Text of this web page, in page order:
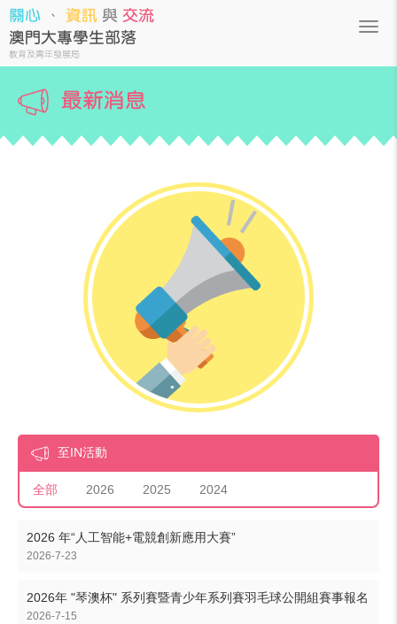
關心 、 資訊 與 交流
澳門大專學生部落
教育及青年發展局
最新消息
至IN活動
全部 2026 2025 2024
2026 年“人工智能+電競創新應用大賽”
2026-7-23
2026年 "琴澳杯" 系列賽暨青少年系列賽羽毛球公開組賽事報名
2026-7-15